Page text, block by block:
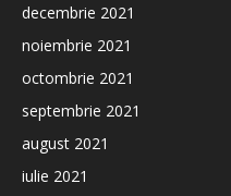
decembrie 2021
noiembrie 2021
octombrie 2021
septembrie 2021
august 2021
iulie 2021